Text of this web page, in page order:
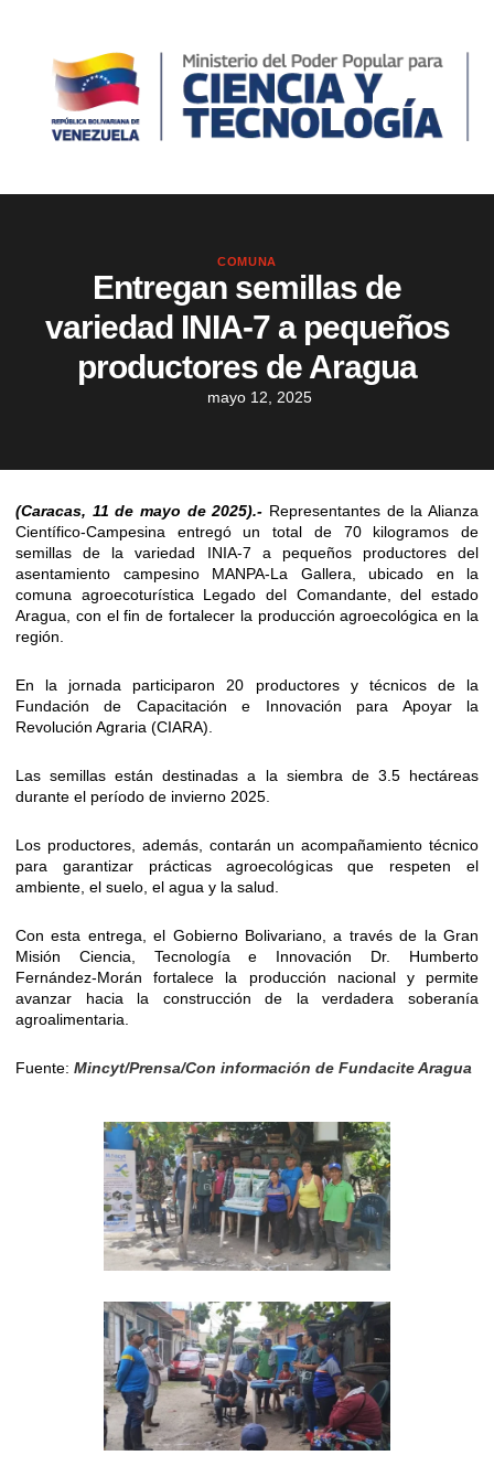
COMUNA
Entregan semillas de
variedad INIA-7 a pequeños
productores de Aragua
mayo 12, 2025
(Caracas, 11 de mayo de 2025).- Representantes de la Alianza
Científico-Campesina entregó un total de 70 kilogramos de
semillas de la variedad INIA-7 a pequeños productores del
asentamiento campesino MANPA-La Gallera, ubicado en la
comuna agroecoturística Legado del Comandante, del estado
Aragua, con el fin de fortalecer la producción agroecológica en la
región.
En la jornada participaron 20 productores y técnicos de la
Fundación de Capacitación e Innovación para Apoyar la
Revolución Agraria (CIARA).
Las semillas están destinadas a la siembra de 3.5 hectáreas
durante el período de invierno 2025.
Los productores, además, contarán un acompañamiento técnico
para garantizar prácticas agroecológicas que respeten el
ambiente, el suelo, el agua y la salud.
Con esta entrega, el Gobierno Bolivariano, a través de la Gran
Misión Ciencia, Tecnología e Innovación Dr. Humberto
Fernández-Morán fortalece la producción nacional y permite
avanzar hacia la construcción de la verdadera soberanía
agroalimentaria.
Fuente: Mincyt/Prensa/Con información de Fundacite Aragua